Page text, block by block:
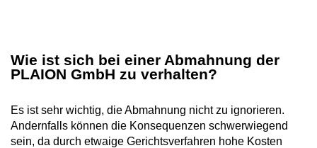
Wie ist sich bei einer Abmahnung der
PLAION GmbH zu verhalten?
Es ist sehr wichtig, die Abmahnung nicht zu ignorieren.
Andernfalls können die Konsequenzen schwerwiegend
sein, da durch etwaige Gerichtsverfahren hohe Kosten